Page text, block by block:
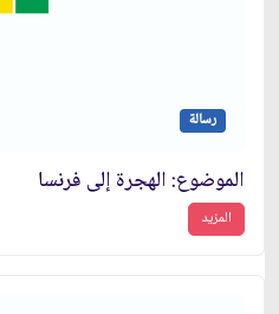
رسالة
الموضوع: الهجرة إلى فرنسا
المزيد